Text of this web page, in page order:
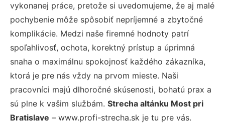
vykonanej práce, pretože si uvedomujeme, že aj malé
pochybenie môže spôsobiť nepríjemné a zbytočné
komplikácie. Medzi naše firemné hodnoty patrí
spoľahlivosť, ochota, korektný prístup a úprimná
snaha o maximálnu spokojnosť každého zákazníka,
ktorá je pre nás vždy na prvom mieste. Naši
pracovníci majú dlhoročné skúsenosti, bohatú prax a
sú plne k vašim službám. Strecha altánku Most pri
Bratislave – www.profi-strecha.sk je tu pre vás.